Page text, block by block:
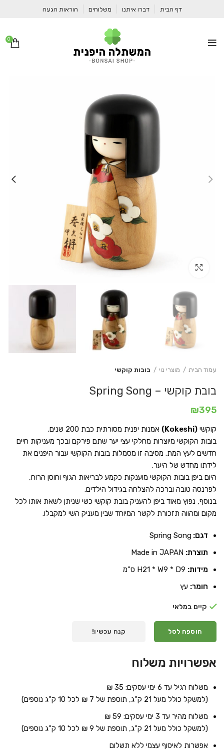
דף הבית דברו איתנו משלוחים הוראות הגעה
0
Click to enlarge
עמוד הבית מוצרי נוי בובות קוקשי
בובת קוקשי – Spring Song
₪395
קוקשי (Kokeshi)
אמנות יפנית מסורתית כבת 200 שנים.
בובות הקוקשי מיוצרות מחלקי עצי יער שתם פירקם ובכך מעניקות חיים
חדשים לעץ המת. מסיבה זו מסמלות בובות הקוקשי עבור היפנים את
לידתו מחדש של היער.
היום ביפן בובות הקוקשי מוענקות כקמע לבריאות הגוף וחוסן הרוח,
לפרנסה טובה וברכה להצלחה בגידול הילדים.
בנוסף, נפוץ מאוד ביפן להעניק בובת קוקשי כשי שניתן לשאת אותו לכל
מקום ומהווה תזכורת לקשר המיוחד שבין מעניק השי למקבלו.
דגם: Spring Song
תוצרת:
מידות:
חומר: עץ
קיים במלאי
הוספה לסל קנה עכשיו!
אפשרויות משלוח
משלוח רגיל עד 6 ימי עסקים: 35 ₪
(למשקל כולל מעל 21 ק"ג, תוספת של 7 ₪ לכל 10 ק"ג נוספים)
משלוח מהיר עד 3 ימי עסקים: 59 ₪
(למשקל כולל מעל 21 ק"ג, תוספת של 9 ₪ לכל 10 ק"ג נוספים)
אפשרות לאיסוף עצמי ללא תשלום